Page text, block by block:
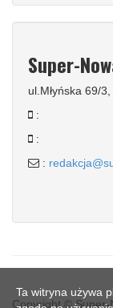
Super-
ul.Młyńska 69/
:
:
:
Copyright © Super-
Ta witryna używa